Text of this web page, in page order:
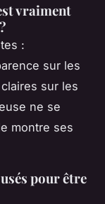
vraiment
:
sur les
sur les
ne se
montre ses
pour être